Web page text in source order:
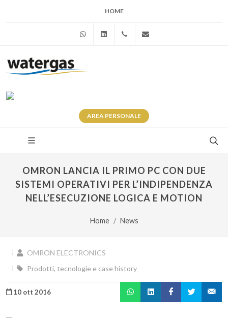
HOME
WhatsAppLinkedin+39 345 281 0246
AREA PERSONALE
OMRON LANCIA IL PRIMO PC CON DUE
SISTEMI OPERATIVI PER L’INDIPENDENZA
NELL’ESECUZIONE LOGICA E MOTION
Home News
OMRON ELECTRONICS
Prodotti, tecnologie e case history
10 ott 2016